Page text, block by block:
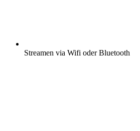
Streamen via Wifi oder Bluetooth